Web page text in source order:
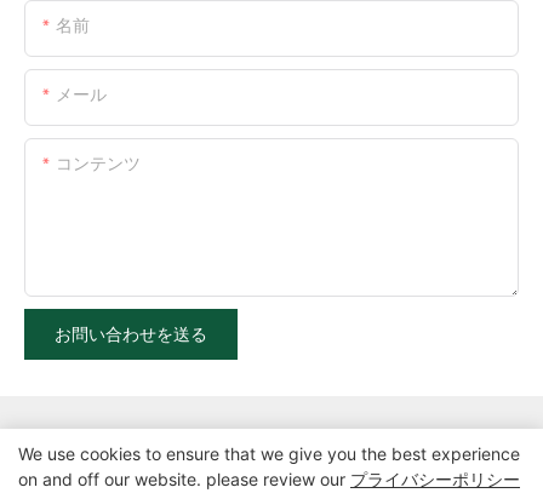
名前
メール
コンテンツ
お問い合わせを送る
We use cookies to ensure that we give you the best experience
on and off our website. please review our プライバシーポリシー